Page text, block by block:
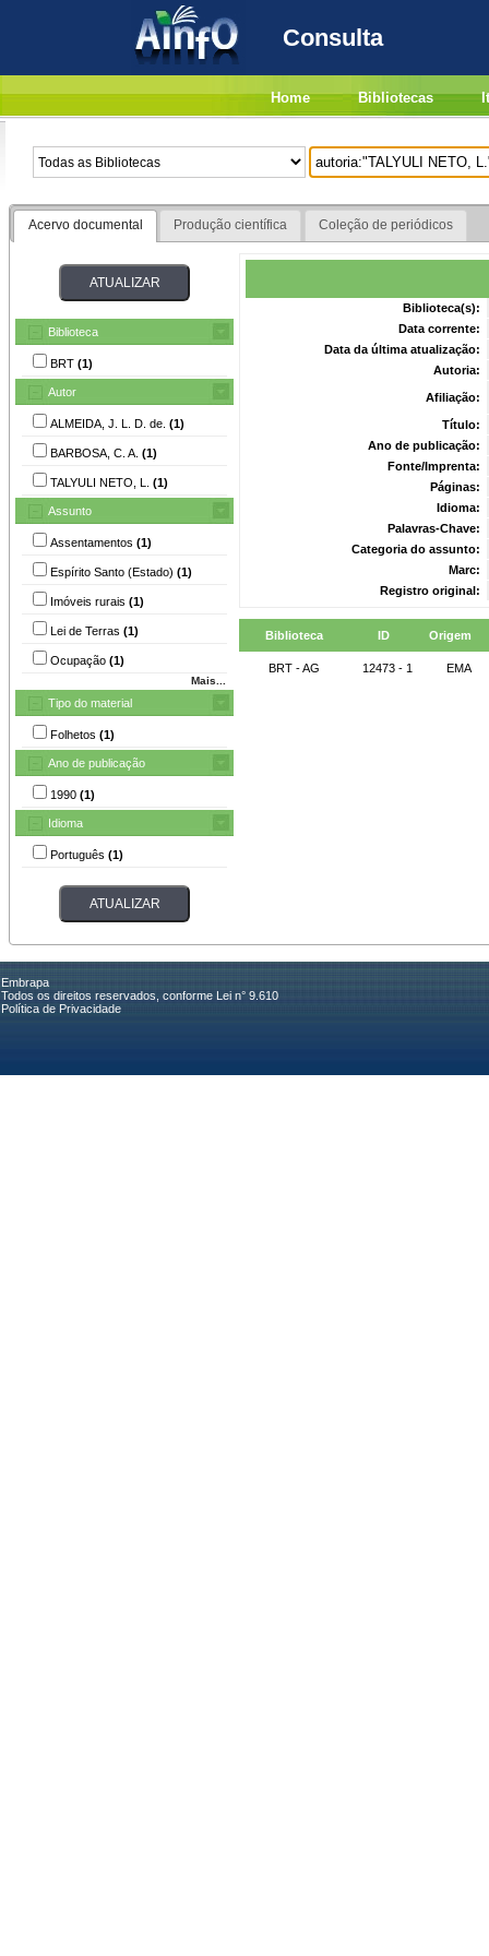
Consulta
Home Bibliotecas
Acervo documental Produção científica Coleção de periódicos
Biblioteca
BRT (1)
Autor
ALMEIDA, J. L. D. de. (1)
BARBOSA, C. A. (1)
TALYULI NETO, L. (1)
Assunto
Assentamentos (1)
Espírito Santo (Estado) (1)
Imóveis rurais (1)
Lei de Terras (1)
Ocupação (1)
Mais...
Tipo do material
Folhetos (1)
Ano de publicação
1990 (1)
Idioma
Português (1)
Biblioteca(s):
Data corrente:
Data da última atualização:
Autoria:
Afiliação:
Título:
Ano de publicação:
Fonte/Imprenta:
Páginas:
Idioma:
Palavras-Chave:
Categoria do assunto:
Marc:
Registro original:
Biblioteca ID Origem
BRT - AG 12473 - 1 EMA
Embrapa
Todos os direitos reservados, conforme Lei n° 9.610
Política de Privacidade